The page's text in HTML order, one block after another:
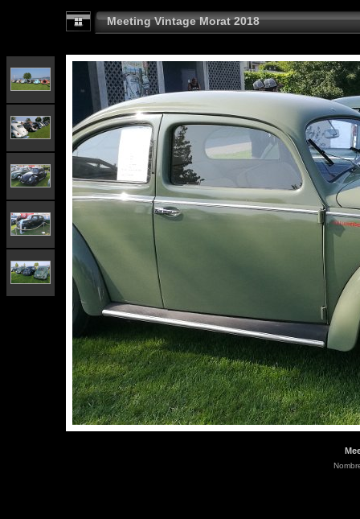
Meeting Vintage Morat 2018